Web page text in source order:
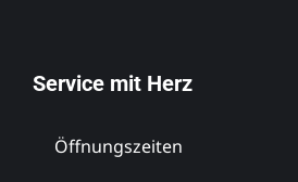
Service mit Herz
Öffnungszeiten